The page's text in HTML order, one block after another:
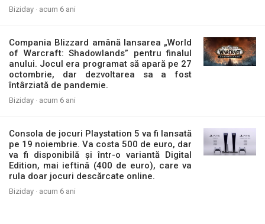
Biziday · acum 6 ani
Compania Blizzard amână lansarea „World
of Warcraft: Shadowlands” pentru finalul
anului. Jocul era programat să apară pe 27
octombrie, dar dezvoltarea sa a fost
întârziată de pandemie.
Biziday · acum 6 ani
Consola de jocuri Playstation 5 va fi lansată
pe 19 noiembrie. Va costa 500 de euro, dar
va fi disponibilă și într-o variantă Digital
Edition, mai ieftină (400 de euro), care va
rula doar jocuri descărcate online.
Biziday · acum 6 ani